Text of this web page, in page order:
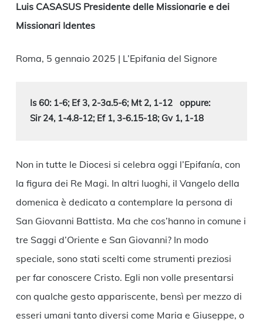
Luis CASASUS Presidente delle Missionarie e dei
Missionari Identes
Roma, 5 gennaio 2025 | L’Epifania del Signore
Is 60: 1-6; Ef 3, 2-3a.5-6; Mt 2, 1-12   oppure:
Sir 24, 1-4.8-12; Ef 1, 3-6.15-18; Gv 1, 1-18
Non in tutte le Diocesi si celebra oggi l’Epifanía, con
la figura dei Re Magi. In altri luoghi, il Vangelo della
domenica è dedicato a contemplare la persona di
San Giovanni Battista. Ma che cos’hanno in comune i
tre Saggi d’Oriente e San Giovanni? In modo
speciale, sono stati scelti come strumenti preziosi
per far conoscere Cristo. Egli non volle presentarsi
con qualche gesto appariscente, bensì per mezzo di
esseri umani tanto diversi come Maria e Giuseppe, o